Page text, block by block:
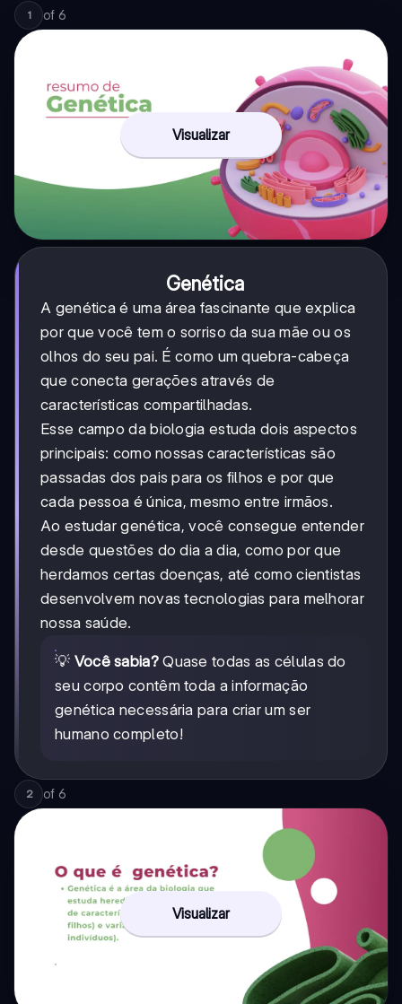
1 of 6
Visualizar
Genética
A genética é uma área fascinante que explica
por que você tem o sorriso da sua mãe ou os
olhos do seu pai. É como um quebra-cabeça
que conecta gerações através de
características compartilhadas.
Esse campo da biologia estuda dois aspectos
principais: como nossas características são
passadas dos pais para os filhos e por que
cada pessoa é única, mesmo entre irmãos.
Ao estudar genética, você consegue entender
desde questões do dia a dia, como por que
herdamos certas doenças, até como cientistas
desenvolvem novas tecnologias para melhorar
nossa saúde.
💡 Você sabia?Quase todas as células do
seu corpo contêm toda a informação
genética necessária para criar um ser
humano completo!
2 of 6
Visualizar